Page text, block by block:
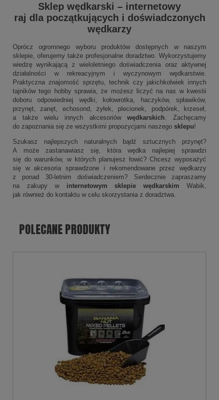
Sklep wędkarski – internetowy
raj dla początkujących i doświadczonych
wędkarzy
Oprócz ogromnego wyboru produktów dostępnych w naszym
sklepie, oferujemy także profesjonalne doradztwo. Wykorzystujemy
wiedzę wynikającą z wieloletniego doświadczenia oraz aktywnej
działalności w rekreacyjnym i wyczynowym wędkarstwie.
Praktyczna znajomość sprzętu, technik czy jakichkolwiek innych
tajników tego hobby sprawia, że możesz liczyć na nas w kwestii
doboru odpowiedniej wędki, kołowrotka, haczyków, spławików,
przynęt, zanęt, echosond, żyłek, plecionek, podpórek, krzeseł,
a także wielu innych akcesoriówwędkarskich . Zachęcamy
do zapoznania się ze wszystkimi propozycjami naszego sklepu!
Szukasz najlepszych naturalnych bądź sztucznych przynęt?
A może zastanawiasz się, która wędka najlepiej sprawdzi
się do warunków, w których planujesz łowić? Chcesz wyposażyć
się w akcesoria sprawdzone i rekomendowane przez wędkarzy
z ponad 30-letnim doświadczeniem? Serdecznie zapraszamy
na zakupy w internetowym sklepie wędkarskim Wabik,
jak również do kontaktu w celu skorzystania z doradztwa.
POLECANE PRODUKTY